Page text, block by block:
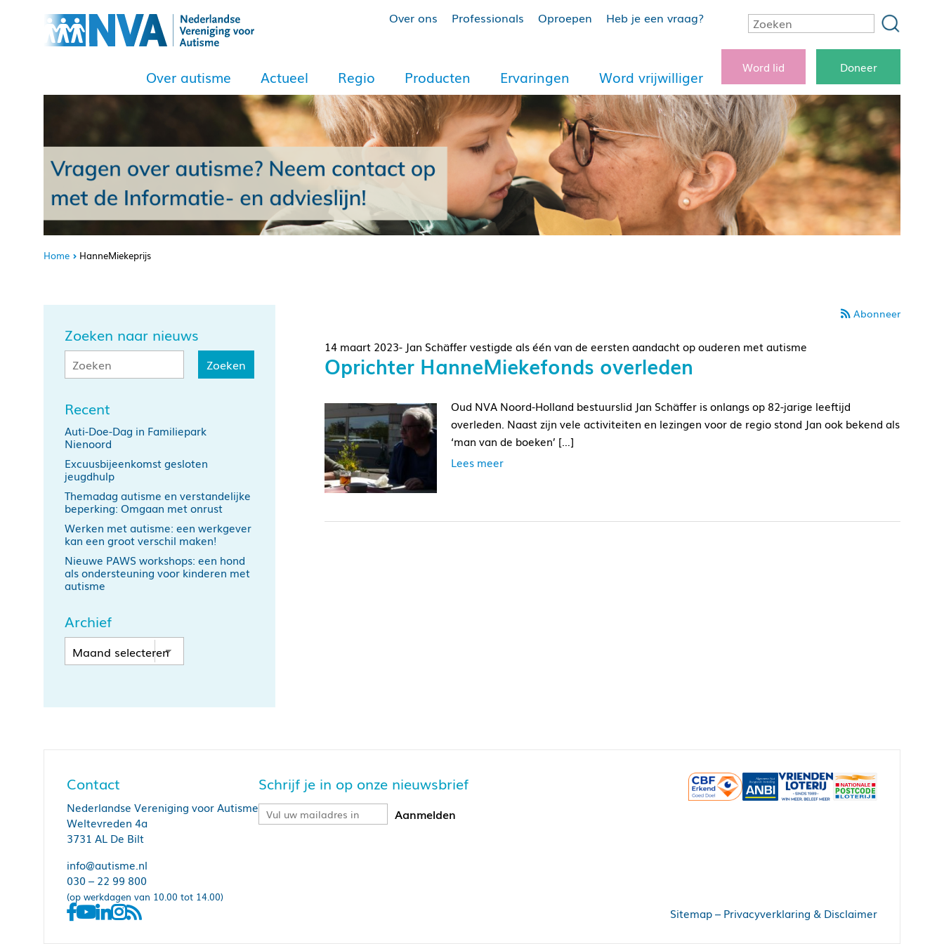
Over ons Professionals Oproepen Heb je een vraag?
Over autisme Actueel Regio Producten Ervaringen Word vrijwilliger
Word lid Doneer
Home HanneMiekeprijs
Zoeken naar nieuws
Recent
Auti-Doe-Dag in Familiepark
Nienoord
Excuusbijeenkomst gesloten
jeugdhulp
Themadag autisme en verstandelijke
beperking: Omgaan met onrust
Werken met autisme: een werkgever
kan een groot verschil maken!
Nieuwe PAWS workshops: een hond
als ondersteuning voor kinderen met
autisme
Archief
Abonneer
14 maart 2023- Jan Schäffer vestigde als één van de eersten aandacht op ouderen met autisme
Oprichter HanneMiekefonds overleden
Oud NVA Noord-Holland bestuurslid Jan Schäffer is onlangs op 82-jarige leeftijd
overleden. Naast zijn vele activiteiten en lezingen voor de regio stond Jan ook bekend als
‘man van de boeken’ […]
Lees meer
Contact
Nederlandse Vereniging voor Autisme
Weltevreden 4a
3731 AL De Bilt
info@autisme.nl
030 – 22 99 800
(op werkdagen van 10.00 tot 14.00)
Schrijf je in op onze nieuwsbrief
Sitemap– Privacyverklaring & Disclaimer